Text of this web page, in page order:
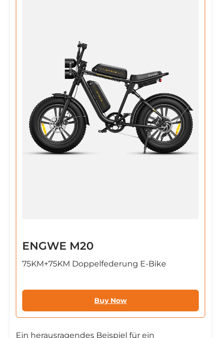
ENGWE M20
75KM+75KM Doppelfederung E-Bike
Buy Now
Ein herausragendes Beispiel für ein